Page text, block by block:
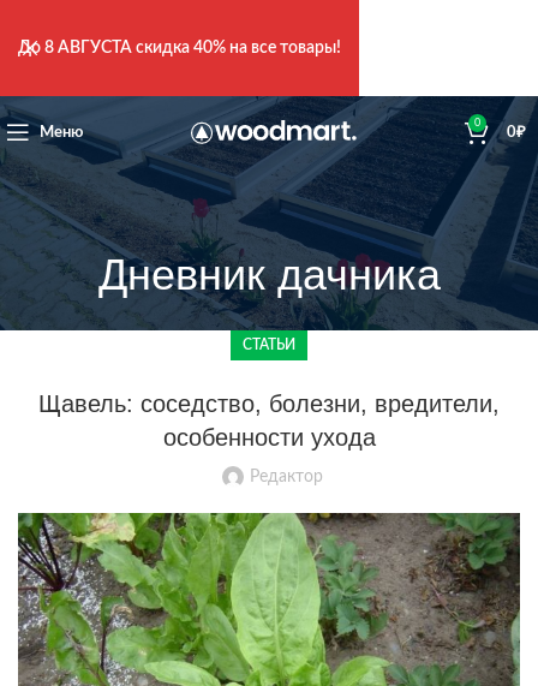
Меню
0
0₽
Дневник дачника
СТАТЬИ
Щавель: соседство, болезни, вредители,
особенности ухода
Редактор
До 8 АВГУСТА скидка 40% на все товары!